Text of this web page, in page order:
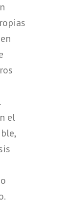
el